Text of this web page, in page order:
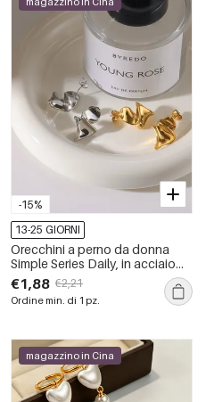
-15%
13-25 GIORNI
Orecchini a perno da donna
Simple Series Daily, in acciaio
inossidabile, impermeabili, color
oro, con forma geometrica.
€1,88 €2,21
Ordine min. di 1 pz.
magazzino in Cina